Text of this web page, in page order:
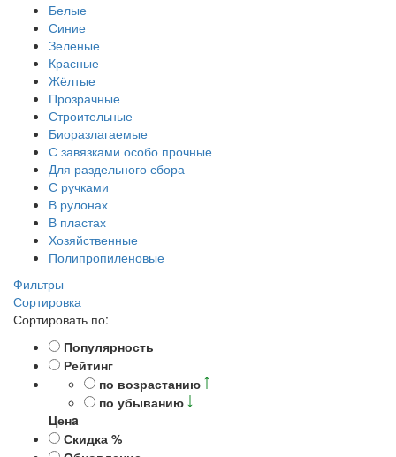
Белые
Синие
Зеленые
Красные
Жёлтые
Прозрачные
Строительные
Биоразлагаемые
С завязками особо прочные
Для раздельного сбора
С ручками
В рулонах
В пластах
Хозяйственные
Полипропиленовые
Фильтры
Сортировка
Сортировать по:
Популярность
Рейтинг
по возрастанию
по убыванию
Ценa
Скидка %